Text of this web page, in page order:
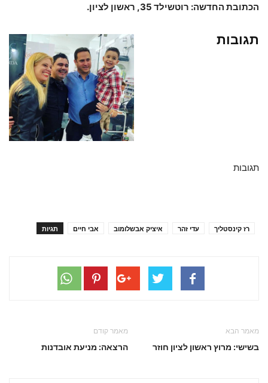
הכתובת החדשה: רוטשילד 35, ראשון לציון.
תגובות
תגובות
תגיות אבי חיים איציק אבשלומוב עדי זהר רז קינסטליך
מאמר קודם
הרצאה: מניעת אובדנות
מאמר הבא
בשישי: מרוץ ראשון לציון חוזר